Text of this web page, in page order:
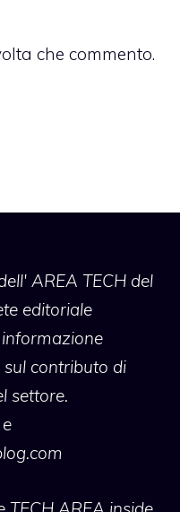
che commento.
AREA TECH del
editoriale
contributo di
settore.